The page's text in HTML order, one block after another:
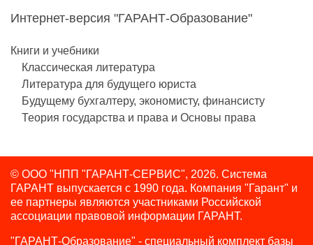
Интернет-версия "ГАРАНТ-Образование"
Книги и учебники
Классическая литература
Литература для будущего юриста
Будущему бухгалтеру, экономисту, финансисту
Теория государства и права и Основы права
© ООО "НПП "ГАРАНТ-СЕРВИС", 2026. Система
ГАРАНТ выпускается с 1990 года. Компания "Гарант" и
ее партнеры являются участниками Российской
ассоциации правовой информации ГАРАНТ.
"ГАРАНТ-Образование" - специальный комплект базы